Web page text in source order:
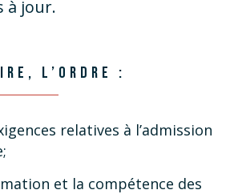
à jour.
L’ORDRE :
relatives à l’admission
et la compétence des